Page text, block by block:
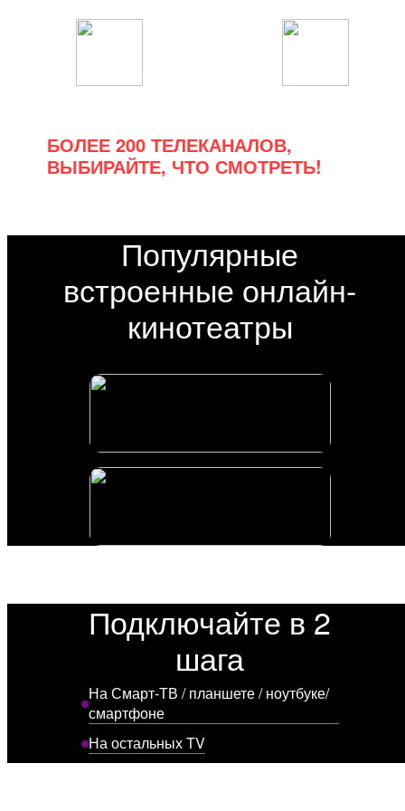
БОЛЕЕ 200 ТЕЛЕКАНАЛОВ,
ВЫБИРАЙТЕ, ЧТО СМОТРЕТЬ!
Популярные
встроенные онлайн-
кинотеатры
Подключайте в 2
шага
На Смарт-ТВ / планшете / ноутбуке/
смартфоне
Установите приложение МетроТВ
На остальных TV